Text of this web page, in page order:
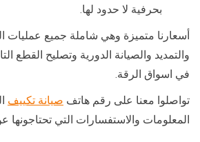
بحرفية لا حدود لها.
أسعارنا متميزة وهي شاملة جميع عمليات
والتمديد والصيانة الدورية وتصليح القطع
في اسواق الرقة.
تواصلوا معنا على رقم هاتف صيانة تكييف
المعلومات والاستفسارات التي تحتاجونها